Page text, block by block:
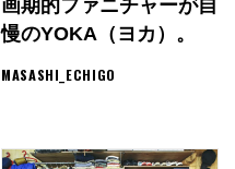
画期的ファニチャーが自
慢のYOKA（ヨカ）。
MASASHI_ECHIGO